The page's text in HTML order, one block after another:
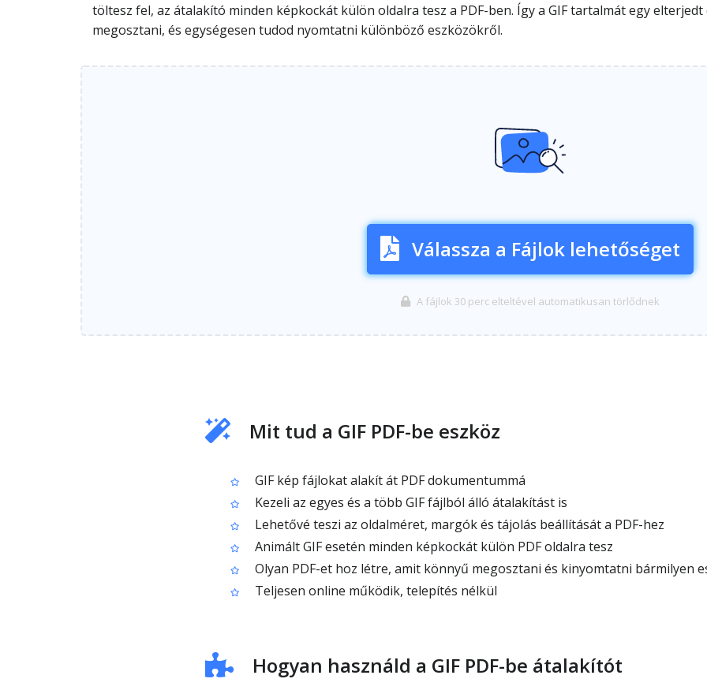
töltesz fel, az átalakító minden képkockát külön oldalra tesz a PDF-ben. Így a GIF tartalmát egy
megosztani, és egységesen tudod nyomtatni különböző eszközökről.
Válassza a Fájlok lehetőséget
A fájlok 30 perc elteltével automatikusan törlődnek
Mit tud a GIF PDF-be eszköz
GIF kép fájlokat alakít át PDF dokumentummá
Kezeli az egyes és a több GIF fájlból álló átalakítást is
Lehetővé teszi az oldalméret, margók és tájolás beállítását a PDF-hez
Animált GIF esetén minden képkockát külön PDF oldalra tesz
Olyan PDF-et hoz létre, amit könnyű megosztani és kinyomtatni bármilyen
Teljesen online működik, telepítés nélkül
Hogyan használd a GIF PDF-be átalakítót